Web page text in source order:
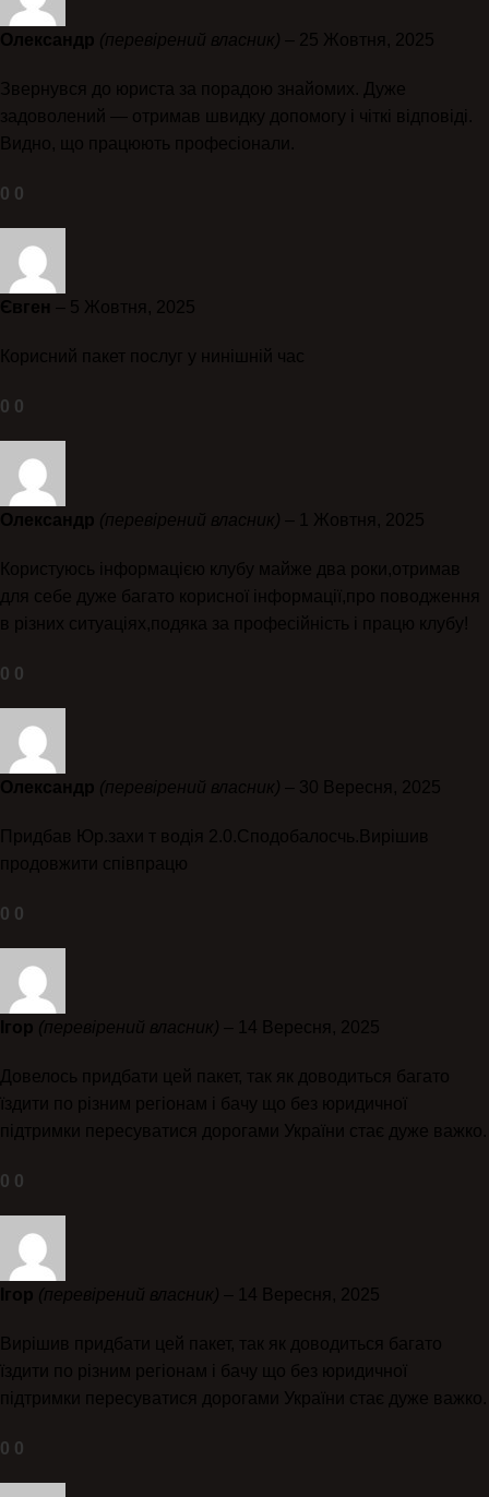
Олександр (перевірений власник) – 25 Жовтня, 2025
Звернувся до юриста за порадою знайомих. Дуже
задоволений — отримав швидку допомогу і чіткі відповіді.
Видно, що працюють професіонали.
0 0
Євген – 5 Жовтня, 2025
Корисний пакет послуг у нинішній час
0 0
Олександр (перевірений власник) – 1 Жовтня, 2025
Користуюсь інформацією клубу майже два роки,отримав
для себе дуже багато корисної інформації,про поводження
в різних ситуаціях,подяка за професійність і працю клубу!
0 0
Олександр (перевірений власник) – 30 Вересня, 2025
Придбав Юр.захи т водія 2.0.Сподобалосчь.Вирішив
продовжити співпрацю
0 0
Ігор (перевірений власник) – 14 Вересня, 2025
Довелось придбати цей пакет, так як доводиться багато
їздити по різним регіонам і бачу що без юридичної
підтримки пересуватися дорогами України стає дуже важко.
0 0
Ігор (перевірений власник) – 14 Вересня, 2025
Вирішив придбати цей пакет, так як доводиться багато
їздити по різним регіонам і бачу що без юридичної
підтримки пересуватися дорогами України стає дуже важко.
0 0